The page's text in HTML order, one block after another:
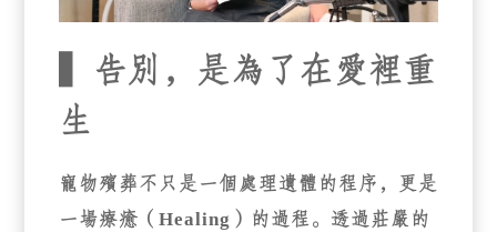
▍告別，是為了在愛裡重
生
寵物殯葬不只是一個處理遺體的程序，更是
一場療癒（Healing）的過程。透過莊嚴的